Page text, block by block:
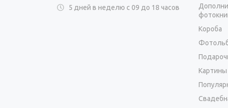
5 дней в неделю с 09 до 18 часов
Короба
Картины